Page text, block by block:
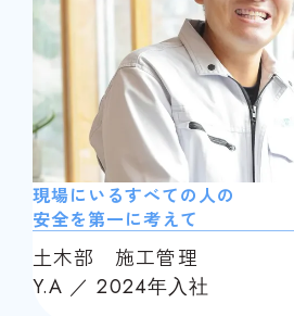
現場にいるすべての人の
安全を第一に考えて
土木部 施工管理
Y.A ／ 2024年入社